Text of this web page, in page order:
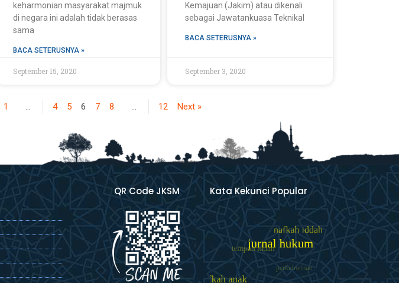
keharmonian masyarakat majmuk
di negara ini adalah tidak berasas
sama
BACA SETERUSNYA »
September 15, 2020
Kemajuan (Jakim) atau dikenali
sebagai Jawatankuasa Teknikal
BACA SETERUSNYA »
September 3, 2020
1 … 4 5 6 7 8 … 12 Next »
QR Code JKSM Kata Kekunci Popular